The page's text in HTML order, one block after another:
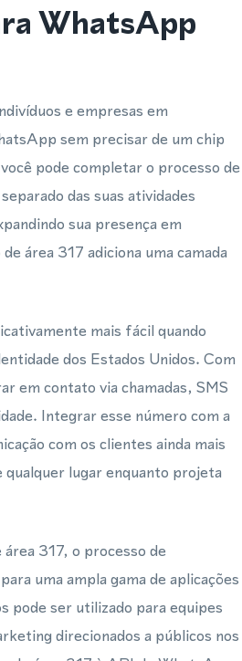
WhatsApp
e empresas em
sem precisar de um chip
pode completar o processo de
das suas atividades
sua presença em
área 317 adiciona uma camada
mais fácil quando
dos Estados Unidos. Com
em contato via chamadas, SMS
Integrar esse número com a
com os clientes ainda mais
lugar enquanto projeta
317, o processo de
uma ampla gama de aplicações
pode ser utilizado para equipes
direcionados a públicos nos